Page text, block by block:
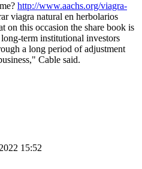
http://www.aachs.org/viagra-
viagra natural en herbolarios
on this occasion the share book is
term institutional investors
a long period of adjustment
Cable said.
15:52